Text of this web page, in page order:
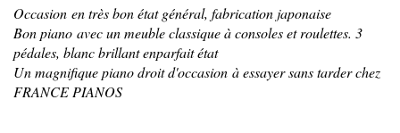
Occasion en très bon état général, fabrication japonaise
Bon piano avec un meuble classique à consoles et roulettes. 3
pédales, blanc brillant enparfait état
Un magnifique piano droit d'occasion à essayer sans tarder chez
FRANCE PIANOS